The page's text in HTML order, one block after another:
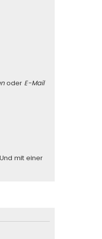
oder E-Mail
mit einer